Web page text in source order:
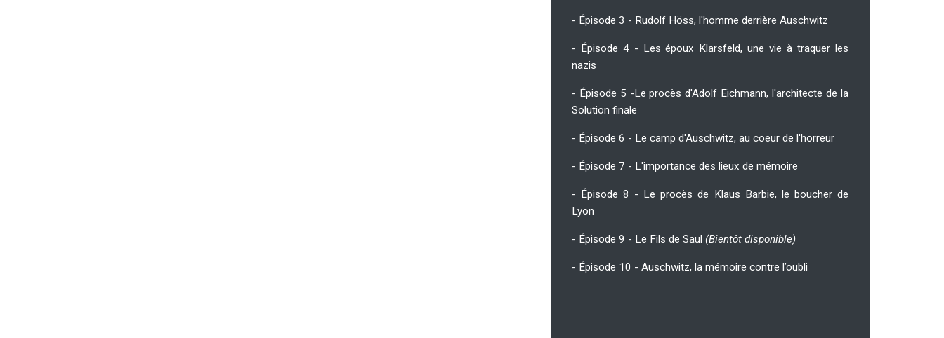
- Épisode 3 - Rudolf Höss, l'homme derrière Auschwitz
- Épisode 4 - Les époux Klarsfeld, une vie à traquer les
nazis
- Épisode 5 -Le procès d'Adolf Eichmann, l'architecte de la
Solution finale
- Épisode 6 - Le camp d'Auschwitz, au coeur de l'horreur
- Épisode 7 - L'importance des lieux de mémoire
- Épisode 8 - Le procès de Klaus Barbie, le boucher de
Lyon
- Épisode 9 - Le Fils de Saul (Bientôt disponible)
- Épisode 10 - Auschwitz, la mémoire contre l’oubli